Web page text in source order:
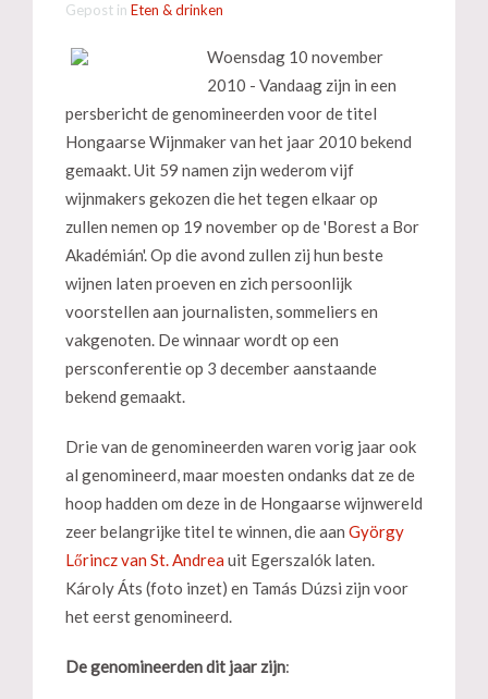
Gepost in Eten & drinken
Woensdag 10 november
2010 - Vandaag zijn in een
persbericht de genomineerden voor de titel
Hongaarse Wijnmaker van het jaar 2010 bekend
gemaakt. Uit 59 namen zijn wederom vijf
wijnmakers gekozen die het tegen elkaar op
zullen nemen op 19 november op de 'Borest a Bor
Akadémián'. Op die avond zullen zij hun beste
wijnen laten proeven en zich persoonlijk
voorstellen aan journalisten, sommeliers en
vakgenoten. De winnaar wordt op een
persconferentie op 3 december aanstaande
bekend gemaakt.
Drie van de genomineerden waren vorig jaar ook
al genomineerd, maar moesten ondanks dat ze de
hoop hadden om deze in de Hongaarse wijnwereld
zeer belangrijke titel te winnen, die aan György
Lőrincz van St. Andreauit Egerszalók laten.
Károly Áts (foto inzet) en Tamás Dúzsi zijn voor
het eerst genomineerd.
De genomineerden dit jaar zijn: